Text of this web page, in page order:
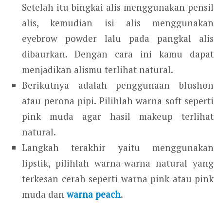
Setelah itu bingkai alis menggunakan pensil
alis, kemudian isi alis menggunakan
eyebrow powder lalu pada pangkal alis
dibaurkan. Dengan cara ini kamu dapat
menjadikan alismu terlihat natural.
Berikutnya adalah penggunaan blushon
atau perona pipi. Pilihlah warna soft seperti
pink muda agar hasil makeup terlihat
natural.
Langkah terakhir yaitu menggunakan
lipstik, pilihlah warna-warna natural yang
terkesan cerah seperti warna pink atau pink
muda danwarna peach.